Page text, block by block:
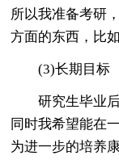
所以我准备考研
方面的东西，比
(3)长期目标
研究生毕业后
同时我希望能在
为进一步的培养